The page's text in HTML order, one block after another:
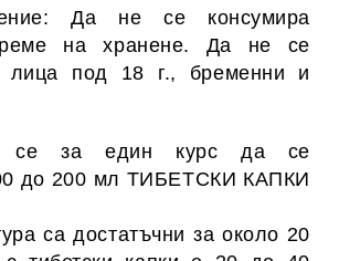
Да не се консумира
на хранене. Да не се
лица под 18 г., бременни и
се за един курс да се
до 200 мл ТИБЕТСКИ КАПКИ
са достатъчни за около 20